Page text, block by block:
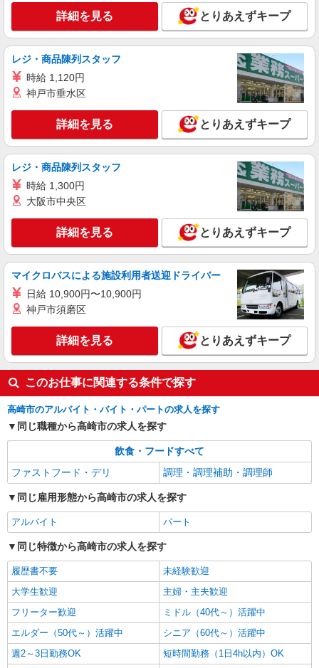
ジョイフーズ 高崎西店
食品スーパーでの青果スタッフ
［1］9-17時 時給1063円 ［2］17-22時 時給
1063円 ［3］22-翌5時 時給1329円 ［4］5-9時
キープ 詳細を見る
詳細を見る とりあえずキープ
レジ・商品陳列スタッフ
時給 1,120円
神戸市垂水区
詳細を見る とりあえずキープ
レジ・商品陳列スタッフ
時給 1,300円
大阪市中央区
詳細を見る とりあえずキープ
マイクロバスによる施設利用者送迎ドライバー
日給 10,900円〜10,900円
神戸市須磨区
詳細を見る とりあえずキープ
このお仕事に関連する条件で探す
高崎市のアルバイト・バイト・パートの求人を探す
同じ職種から高崎市の求人を探す
飲食・フードすべて
ファストフード・デリ
調理・調理補助・調理師
同じ雇用形態から高崎市の求人を探す
アルバイト パート
同じ特徴から高崎市の求人を探す
履歴書不要
未経験歓迎
大学生歓迎
主婦・主夫歓迎
フリーター歓迎
ミドル（40代～）活躍中
エルダー（50代～）活躍中
シニア（60代～）活躍中
週2～3日勤務OK
短時間勤務（1日4h以内）OK